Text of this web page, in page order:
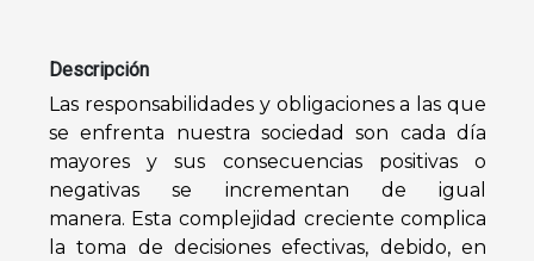
Descripción
Las responsabilidades y obligaciones a las que
se enfrenta nuestra sociedad son cadadía
mayores y sus consecuencias positivas o
negativas se incrementan de igual
manera. Esta complejidad creciente complica
la toma de decisiones efectivas, debido, en